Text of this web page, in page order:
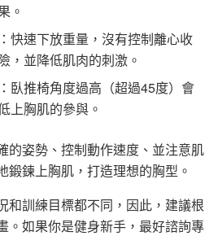
。
：快速下放重量，沒有控制離心收
，並降低肌肉的刺激。
：臥推椅角度過高（超過45度）會
上胸肌的參與。
的姿勢、控制動作速度、並注意肌
鍛鍊上胸肌，打造理想的胸型。
和訓練目標都不同，因此，建議根
。如果你是健身新手，最好諮詢專